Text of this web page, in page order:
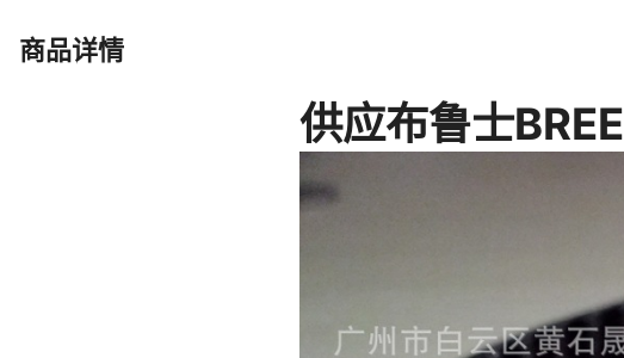
商品详情